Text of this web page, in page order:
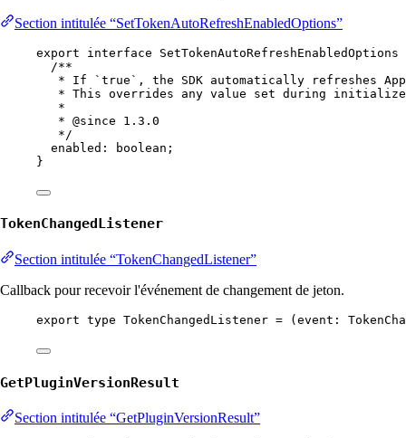
Section intitulée “SetTokenAutoRefreshEnabledOptions”
export interface SetTokenAutoRefreshEnabledOptions
/**
* If `true`, the SDK automatically refreshes App
* This overrides any value set during
*
* @since 1.3.0
*/
enabled : boolean ;
}
TokenChangedListener
Section intitulée “TokenChangedListener”
Callback pour recevoir l'événement de changement de jeton.
export type TokenChangedListener = ( event :
GetPluginVersionResult
Section intitulée “GetPluginVersionResult”